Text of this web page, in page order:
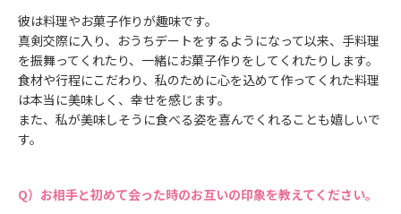
彼は料理やお菓子作りが趣味です。
真剣交際に入り、おうちデートをするようになって以来、手料理
を振舞ってくれたり、一緒にお菓子作りをしてくれたりします。
食材や行程にこだわり、私のために心を込めて作ってくれた料理
は本当に美味しく、幸せを感じます。
また、私が美味しそうに食べる姿を喜んでくれることも嬉しいで
す。
お相手と初めて会った時のお互いの印象を教えてください。